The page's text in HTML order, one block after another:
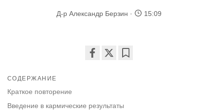
Д-р Александр Берзин 15:09
СОДЕРЖАНИЕ
Краткое повторение
Введение в кармические результаты